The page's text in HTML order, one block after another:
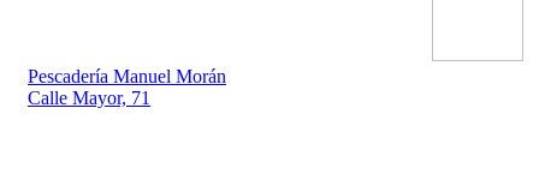
Pescadería Manuel Morán
Calle Mayor, 71